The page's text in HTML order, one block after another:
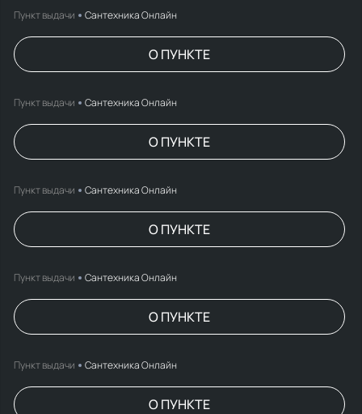
Пункт выдачи Сантехника Онлайн
О ПУНКТЕ
Пункт выдачи Сантехника Онлайн
О ПУНКТЕ
Пункт выдачи Сантехника Онлайн
О ПУНКТЕ
Пункт выдачи Сантехника Онлайн
О ПУНКТЕ
Пункт выдачи Сантехника Онлайн
О ПУНКТЕ